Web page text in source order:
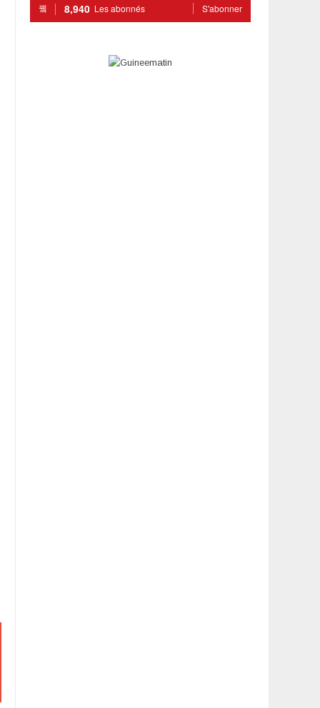
8,940 Les abonnés S'abonner